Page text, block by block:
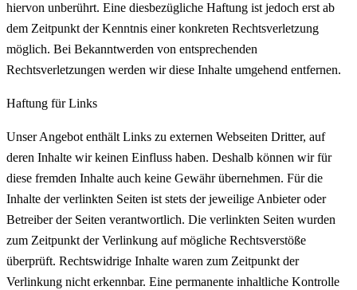
hiervon unberührt. Eine diesbezügliche Haftung ist jedoch erst ab
dem Zeitpunkt der Kenntnis einer konkreten Rechtsverletzung
möglich. Bei Bekanntwerden von entsprechenden
Rechtsverletzungen werden wir diese Inhalte umgehend entfernen.
Haftung für Links
Unser Angebot enthält Links zu externen Webseiten Dritter, auf
deren Inhalte wir keinen Einfluss haben. Deshalb können wir für
diese fremden Inhalte auch keine Gewähr übernehmen. Für die
Inhalte der verlinkten Seiten ist stets der jeweilige Anbieter oder
Betreiber der Seiten verantwortlich. Die verlinkten Seiten wurden
zum Zeitpunkt der Verlinkung auf mögliche Rechtsverstöße
überprüft. Rechtswidrige Inhalte waren zum Zeitpunkt der
Verlinkung nicht erkennbar. Eine permanente inhaltliche Kontrolle